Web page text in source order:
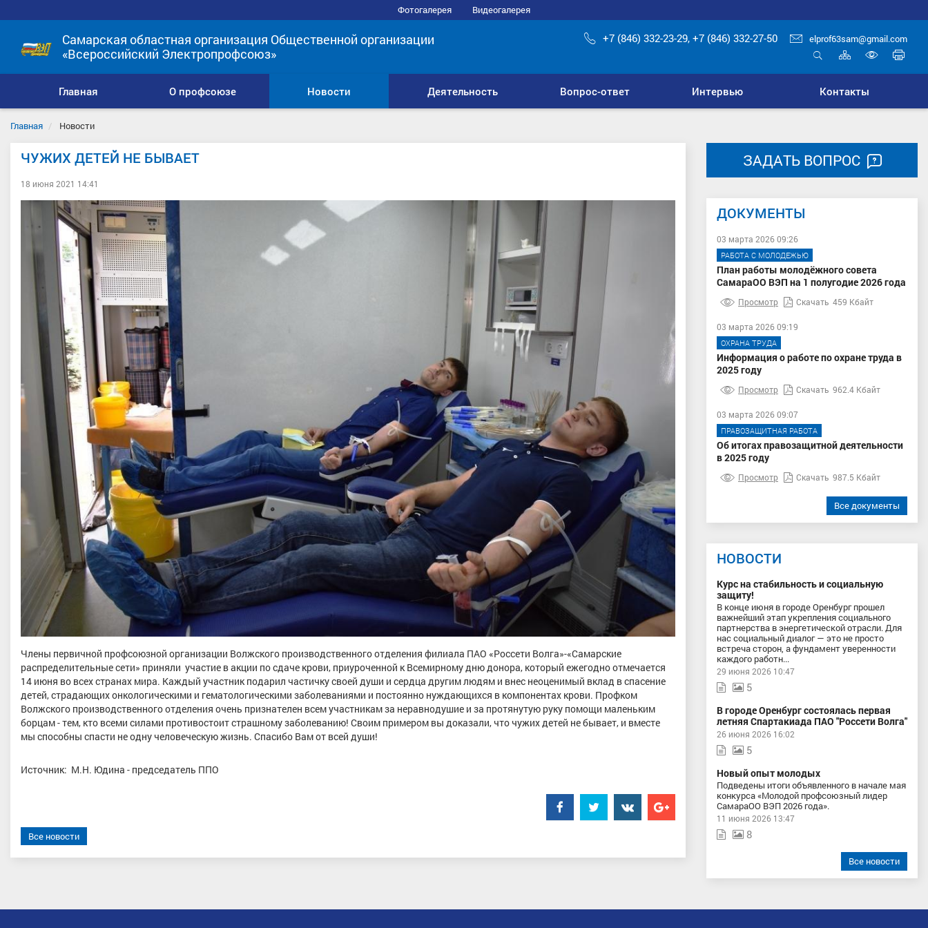
Фотогалерея Видеогалерея
Самарская областная организация Общественной организации
«Всероссийский Электропрофсоюз»
+7 (846) 332-23-29, +7 (846) 332-27-50 elprof63sam@gmail.com
Карта
сайта
для
Главная О профсоюзе Новости Деятельность Вопрос-ответ Интервью Контакты
Главная Новости
ЧУЖИХ ДЕТЕЙ НЕ БЫВАЕТ
18 июня 2021 14:41
Члены первичной профсоюзной организации Волжского производственного отделения филиала ПАО «Россети Волга»-«Самарские
распределительные сети» приняли участие в акции по сдаче крови, приуроченной к Всемирному дню донора, который ежегодно отмечается
14 июня во всех странах мира. Каждый участник подарил частичку своей души и сердца другим людям и внес неоценимый вклад в спасение
детей, страдающих онкологическими и гематологическими заболеваниями и постоянно нуждающихся в компонентах крови. Профком
Волжского производственного отделения очень признателен всем участникам за неравнодушие и за протянутую руку помощи маленьким
борцам - тем, кто всеми силами противостоит страшному заболеванию! Своим примером вы доказали, что чужих детей не бывает, и вместе
мы способны спасти не одну человеческую жизнь. Спасибо Вам от всей души!
Источник: М.Н. Юдина - председатель ППО
FacebookTwitter���������
Google+
Все новости
ЗАДАТЬ ВОПРОС
ДОКУМЕНТЫ
03 марта 2026 09:26
РАБОТА С МОЛОДЕЖЬЮ
План работы молодёжного совета
СамараОО ВЭП на 1 полугодие 2026 года
Просмотр Скачать 459 Кбайт
03 марта 2026 09:19
ОХРАНА ТРУДА
Информация о работе по охране труда в
2025 году
Просмотр Скачать 962.4 Кбайт
03 марта 2026 09:07
ПРАВОЗАЩИТНАЯ РАБОТА
Об итогах правозащитной деятельности
в 2025 году
Просмотр Скачать 987.5 Кбайт
Все документы
НОВОСТИ
Курс на стабильность и социальную
защиту!
В конце июня в городе Оренбург прошел
важнейший этап укрепления социального
партнерства в энергетической отрасли. Для
нас социальный диалог — это не просто
встреча сторон, а фундамент уверенности
каждого работн...
29 июня 2026 10:47
5
В городе Оренбург состоялась первая
летняя Спартакиада ПАО "Россети Волга"
26 июня 2026 16:02
5
Новый опыт молодых
Подведены итоги объявленного в начале мая
конкурса «Молодой профсоюзный лидер
СамараОО ВЭП 2026 года».
11 июня 2026 13:47
8
Все новости